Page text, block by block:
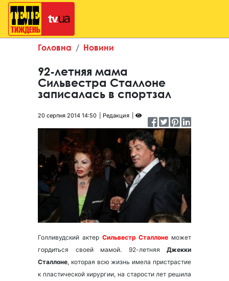
Головна Новини
92-летняя мама
Сильвестра Сталлоне
записалась в спортзал
20 серпня 2014 14:50 Редакция
Голливудский актер Сильвестр Сталлоне может
гордиться своей мамой. 92-летняя Джекки
Сталлоне, которая всю жизнь имела пристрастие
к пластической хирургии, на старости лет решила